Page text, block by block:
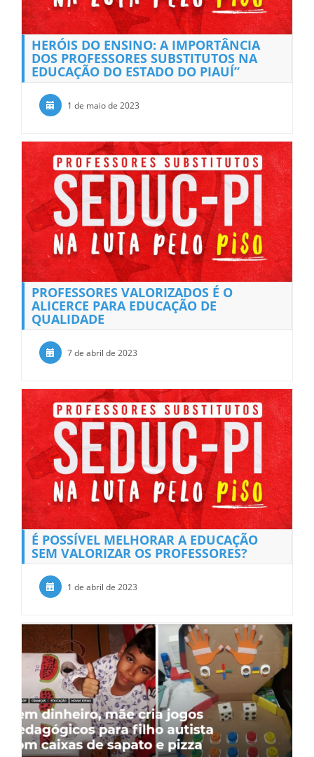
HERÓIS DO ENSINO: A IMPORTÂNCIA
DOS PROFESSORES SUBSTITUTOS NA
EDUCAÇÃO DO ESTADO DO PIAUÍ”
1 de maio de 2023
PROFESSORES VALORIZADOS É O
ALICERCE PARA EDUCAÇÃO DE
QUALIDADE
7 de abril de 2023
É POSSÍVEL MELHORAR A EDUCAÇÃO
SEM VALORIZAR OS PROFESSORES?
1 de abril de 2023